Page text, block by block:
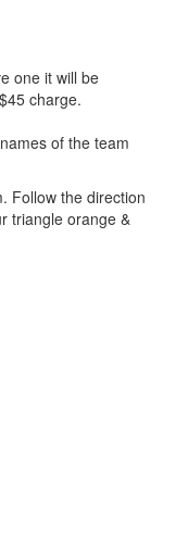
one it will be
charge.
of the team
Follow the direction
triangle orange &